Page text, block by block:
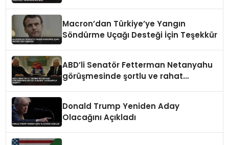
Macron’dan Türkiye’ye Yangın
Söndürme Uçağı Desteği İçin Teşekkür
ABD’li Senatör Fetterman Netanyahu
görüşmesinde şortlu ve rahat
Donald Trump Yeniden Aday
Olacağını Açıkladı